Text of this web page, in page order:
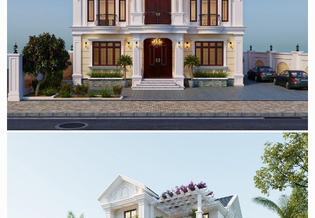
Mẫu biệt thự 2 tầng tân cổ điển kiểu Pháp 400m2 đẹp tại
Đồng Nai